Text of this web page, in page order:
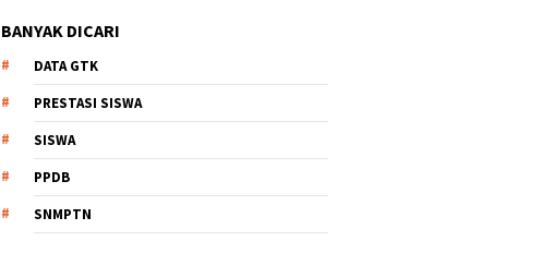
BANYAK DICARI
DATA GTK
PRESTASI SISWA
SISWA
PPDB
SNMPTN